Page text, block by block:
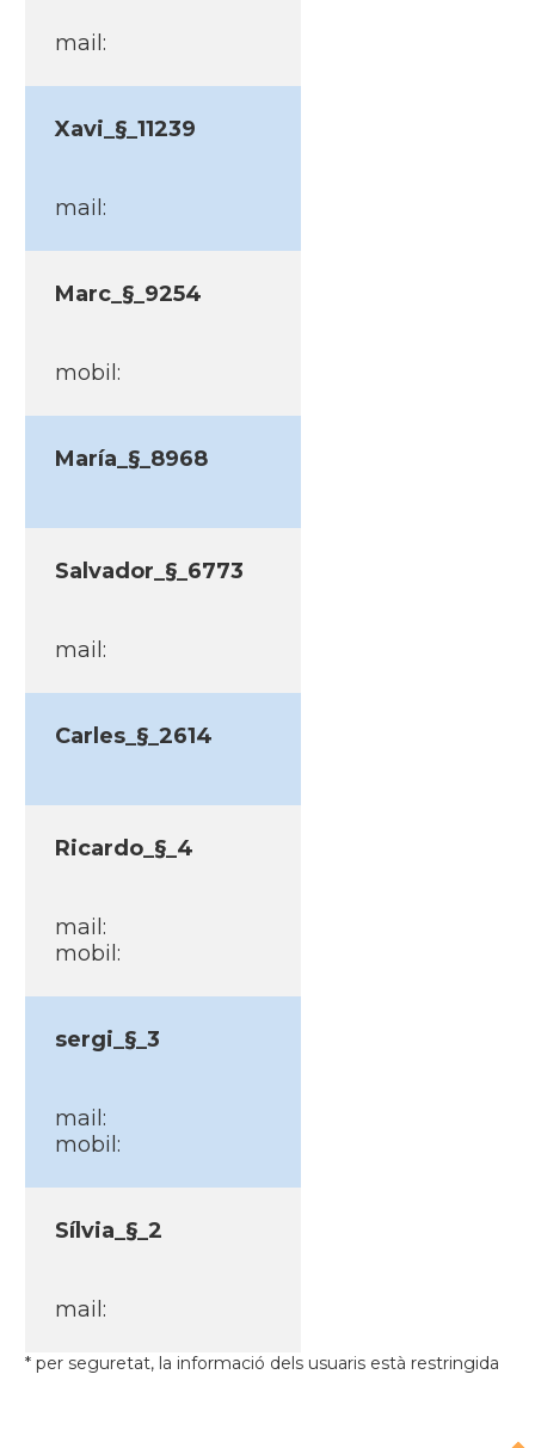
mail:
Xavi_§_11239
mail:
Marc_§_9254
mobil:
Marí­a_§_8968
Salvador_§_6773
mail:
Carles_§_2614
Ricardo_§_4
mail:
mobil:
sergi_§_3
mail:
mobil:
Sí­lvia_§_2
mail:
* per seguretat, la informació dels usuaris està restringida